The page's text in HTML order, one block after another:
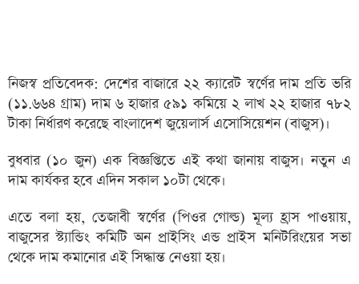
নিজস্ব প্রতিবেদক: দেশের বাজারে ২২ ক্যারেট স্বর্ণের দাম প্রতি ভরি
(১১.৬৬৪ গ্রাম) দাম ৬ হাজার ৫৯১ কমিয়ে ২ লাখ ২২ হাজার ৭৮২
টাকা নির্ধারণ করেছে বাংলাদেশ জুয়েলার্স এসোসিয়েশন (বাজুস)।
বুধবার (১০ জুন) এক বিজ্ঞপ্তিতে এই কথা জানায় বাজুস। নতুন এ
দাম কার্যকর হবে এদিন সকাল ১০টা থেকে।
এতে বলা হয়, তেজাবী স্বর্ণের (পিওর গোল্ড) মূল্য হ্রাস পাওয়ায়,
বাজুসের স্ট্যান্ডিং কমিটি অন প্রাইসিং এন্ড প্রাইস মনিটরিংয়ের সভা
থেকে দাম কমানোর এই সিদ্ধান্ত নেওয়া হয়।